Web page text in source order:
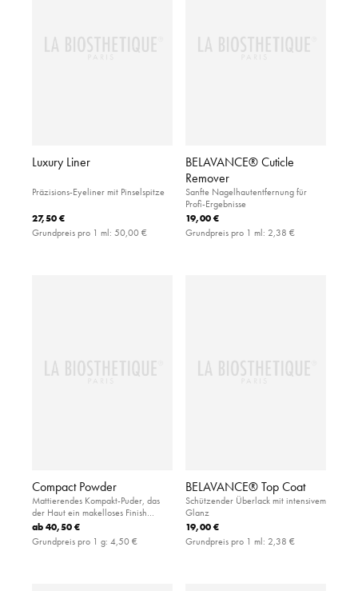
Luxury Liner
Präzisions-Eyeliner mit Pinselspitze
27,50 €
Grundpreis pro 1 ml: 50,00 €
BELAVANCE® Cuticle
Remover
Sanfte Nagelhautentfernung für
Profi-Ergebnisse
19,00 €
Grundpreis pro 1 ml: 2,38 €
Compact Powder
Mattierendes Kompakt-Puder, das
der Haut ein makelloses Finish
verleiht
ab40,50 €
Grundpreis pro 1 g: 4,50 €
BELAVANCE® Top Coat
Schützender Überlack mit intensivem
Glanz
19,00 €
Grundpreis pro 1 ml: 2,38 €